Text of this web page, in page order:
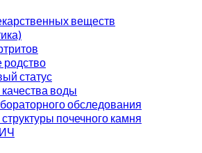
веществ
родство
статус
воды
обследования
почечного камня